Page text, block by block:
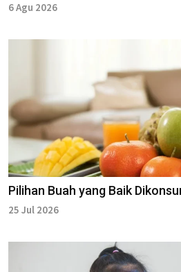
6 Agu 2026
Pilihan Buah yang Baik
25 Jul 2026